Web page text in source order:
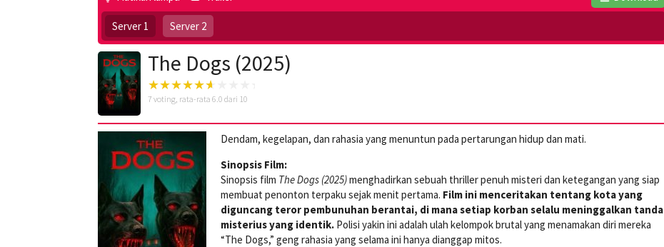
Server 1 Server 2
The Dogs (2025)
7 voting, rata-rata 6.0 dari 10
Dendam, kegelapan, dan rahasia yang menuntun pada pertarungan hidup dan mati.
Sinopsis Film:
Sinopsis film The Dogs (2025)menghadirkan sebuah thriller penuh misteri dan ketegangan yang siap
membuat penonton terpaku sejak menit pertama. Film ini menceritakan tentang kota yang
diguncang teror pembunuhan berantai, di mana setiap korban selalu meninggalkan tanda
misterius yang identik. Polisi yakin ini adalah ulah kelompok brutal yang menamakan diri mereka
“The Dogs,” geng rahasia yang selama ini hanya dianggap mitos.